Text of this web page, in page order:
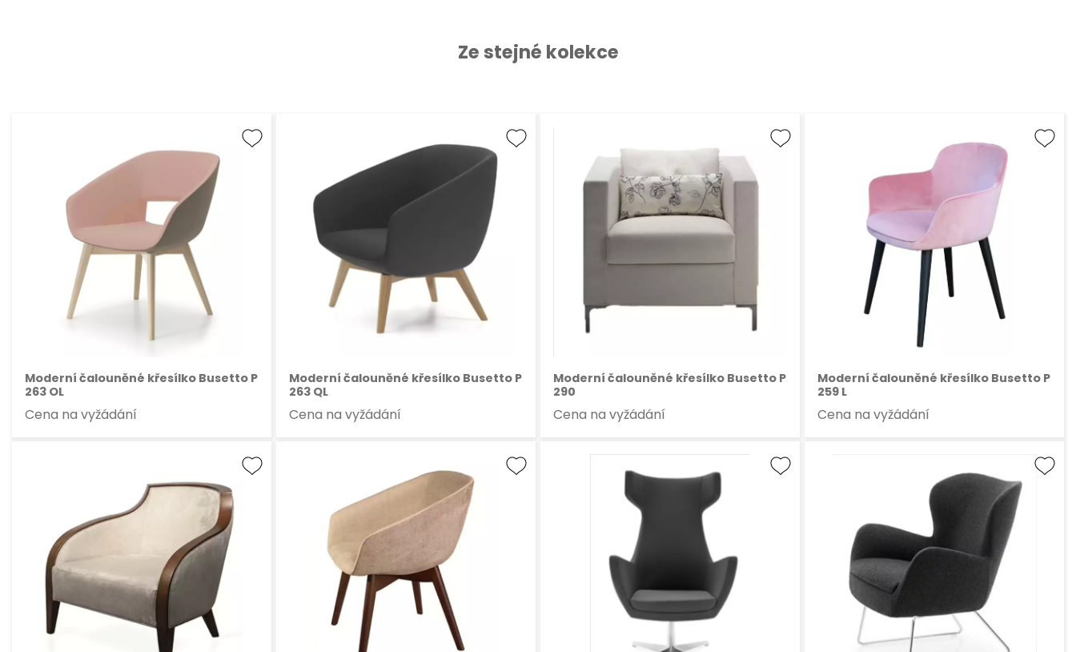
Ze stejné kolekce
Moderní čalouněné křesílko Busetto P
263 OL
Cena na vyžádání
Moderní čalouněné křesílko Busetto P
263 QL
Cena na vyžádání
Moderní čalouněné křesílko Busetto P
290
Cena na vyžádání
Moderní čalouněné křesílko Busetto P
259 L
Cena na vyžádání